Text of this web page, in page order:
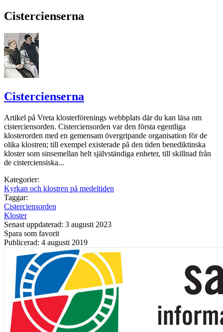
Cistercienserna
Cistercienserna
Artikel på Vreta klosterförenings webbplats där du kan läsa om
cisterciensorden. Cisterciensorden var den första egentliga
klosterorden med en gemensam övergripande organisation för de
olika klostren; till exempel existerade på den tiden benediktinska
kloster som sinsemellan helt självständiga enheter, till skillnad från
de cisterciensiska...
Kategorier:
Kyrkan och klostren på medeltiden
Taggar:
Cisterciensorden
Kloster
Senast uppdaterad: 3 augusti 2023
Spara som favorit
Publicerad: 4 augusti 2019